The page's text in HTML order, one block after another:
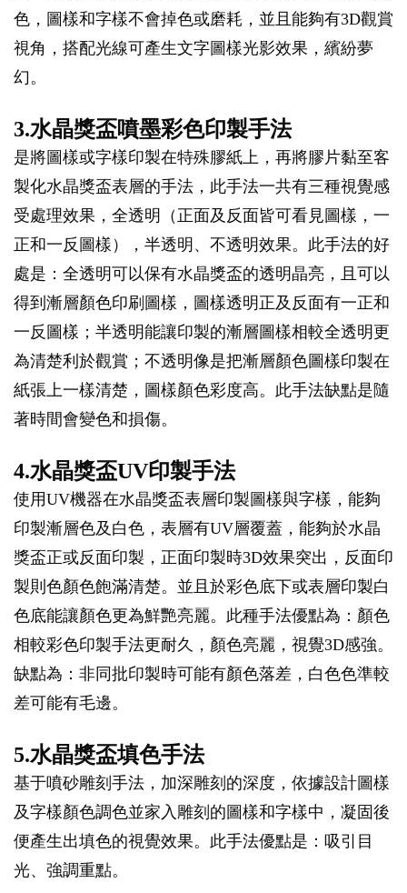
色，圖樣和字樣不會掉色或磨耗，並且能夠有3D觀賞
視角，搭配光線可產生文字圖樣光影效果，繽紛夢
幻。
3.水晶獎盃噴墨彩色印製手法
是將圖樣或字樣印製在特殊膠紙上，再將膠片黏至客
製化水晶獎盃表層的手法，此手法一共有三種視覺感
受處理效果，全透明（正面及反面皆可看見圖樣，一
正和一反圖樣），半透明、不透明效果。此手法的好
處是：全透明可以保有水晶獎盃的透明晶亮，且可以
得到漸層顏色印刷圖樣，圖樣透明正及反面有一正和
一反圖樣；半透明能讓印製的漸層圖樣相較全透明更
為清楚利於觀賞；不透明像是把漸層顏色圖樣印製在
紙張上一樣清楚，圖樣顏色彩度高。此手法缺點是隨
著時間會變色和損傷。
4.水晶獎盃UV印製手法
使用UV機器在水晶獎盃表層印製圖樣與字樣，能夠
印製漸層色及白色，表層有UV層覆蓋，能夠於水晶
獎盃正或反面印製，正面印製時3D效果突出，反面印
製則色顏色飽滿清楚。並且於彩色底下或表層印製白
色底能讓顏色更為鮮艷亮麗。此種手法優點為：顏色
相較彩色印製手法更耐久，顏色亮麗，視覺3D感強。
缺點為：非同批印製時可能有顏色落差，白色色準較
差可能有毛邊。
5.水晶獎盃填色手法
基于噴砂雕刻手法，加深雕刻的深度，依據設計圖樣
及字樣顏色調色並家入雕刻的圖樣和字樣中，凝固後
便產生出填色的視覺效果。此手法優點是：吸引目
光、強調重點。